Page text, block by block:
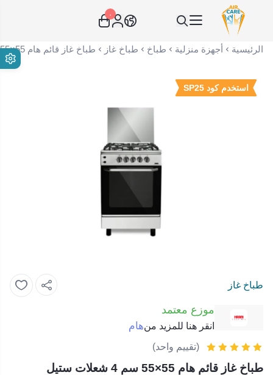
عناية الهواء | شريك سكني الاستراتيجي
٠
الرئيسية أجهزة منزلية طباخ طباخ غاز طباخ غاز قائم هام 55×55 سم 4 شعلات ستيل HM55GF-20
استخدم كود SP25
طباخ غاز
موزع معتمد
انقر هنا للمزيد منهام
(تقييم واحد)
طباخ غاز قائم هام 55×55 سم 4 شعلات ستيل